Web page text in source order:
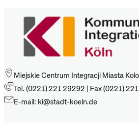
Miejskie Centrum Integracji Miasta
Tel. (0221) 221 29292 | Fax (0221)
E-mail: ki@stadt-koeln.de